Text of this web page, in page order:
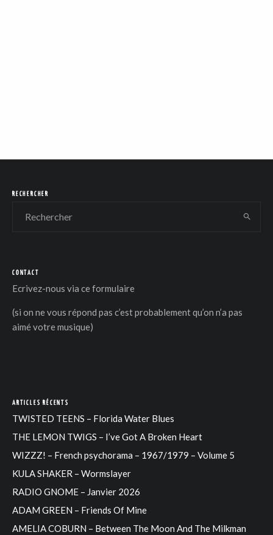
RECHERCHER
CONTACT
Ecrivez-nous via ce formulaire
(si on ne vous répond pas c’est probablement qu’on n’a pas
aimé votre musique)
ARTICLES RÉCENTS
TWISTED TEENS – Florida Water Blues
THE LEMON TWIGS – I’ve Got A Broken Heart
WIZZZ! – French psychorama – 1967/1979 – Volume 5
KULA SHAKER – Wormslayer
RADIO GNOME – Janvier 2026
ADAM GREEN – Friends Of Mine
AMELIA COBURN – Between The Moon And The Milkman